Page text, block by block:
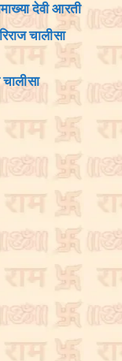
देवी आरती
चालीसा
चालीसा